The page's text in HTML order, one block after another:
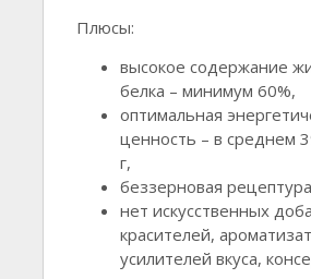
Плюсы:
высокое содержание
белка – минимум 60%,
оптимальная
ценность – в среднем
г,
беззерновая
нет искусственных
красителей,
усилителей вкуса,